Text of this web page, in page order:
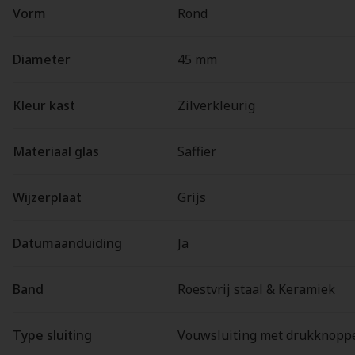
Vorm Rond
Diameter 45 mm
Kleur kast Zilverkleurig
Materiaal glas Saffier
Wijzerplaat Grijs
Datumaanduiding Ja
Band Roestvrij staal & Keramiek
Type sluiting Vouwsluiting met